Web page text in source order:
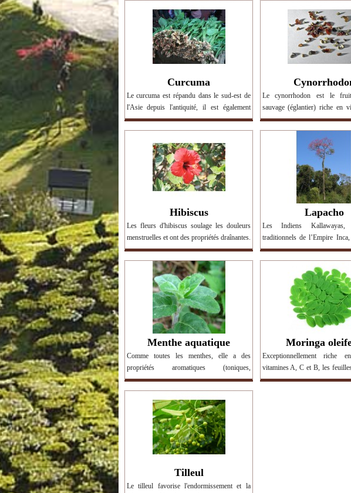
Curcuma
Le curcuma est répandu dans le sud-est de
l'Asie depuis l'antiquité, il est également
l'objet de nombreuses études scientifiques
dans le monde entier, afin de mieux cerner
ses propriétés alimentaires et médicales. >
Voir les produits contenant du curcuma.
Le cynorrhodon est le
sauvage (églantier) riche en
excellent pour l'imunité.
également des vitamines A,
les produits contenant du
Hibiscus
Les fleurs d'hibiscus soulage les douleurs
menstruelles et ont des propriétés draînantes.
Elles luttent contre le cholestérol et
l'hypertension et sont des alliées contre le
syndrome métabolique. > Voir les produits
contenant de l'hibiscus.
Lapacho
Les Indiens Kallawayas,
traditionnels de l’Empire
une décoction de lapacho,
nez bouché, mal de gorge,
infections de peau et
(cystite).La décoction peut être
peut aussi en imbiber des
appliquer sur la peau en cas de
psoriasis. >...
Menthe aquatique
Comme toutes les menthes, elle a des
propriétés aromatiques (toniques,
fortifiantes) et des propriétés digestives
(combattre les lourdeurs, les ballonnements,
les gaz (dyspepsies)... > Voir les produits
contenant de la menthe aquatique.
Moringa
Exceptionnellement riche
vitamines A, C et B, les
aident à stimuler le système
Tilleul
Le tilleul favorise l'endormissement et la